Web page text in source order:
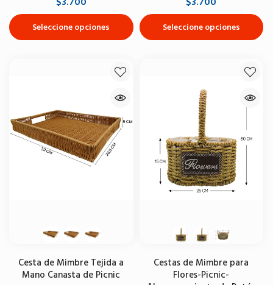
Seleccione opciones Seleccione opciones
Cesta de Mimbre Tejida a
Mano Canasta de Picnic
Cestas de Mimbre para
Flores-Picnic-